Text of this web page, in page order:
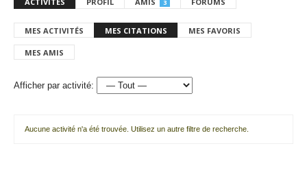
3
MES ACTIVITÉS MES CITATIONS MES FAVORIS
MES AMIS
Afficher par activité:
Aucune activité n'a été trouvée. Utilisez un autre filtre de recherche.